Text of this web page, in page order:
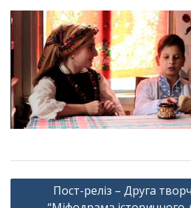
Навігація
записів
Пост-реліз – Друга